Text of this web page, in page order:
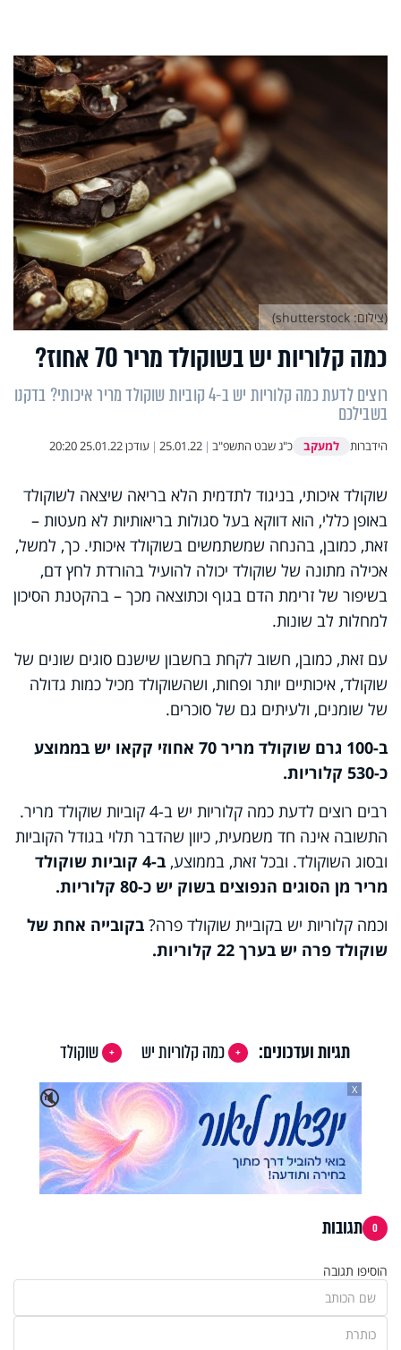
כמה קלוריות יש בשוקולד מריר 70 אחוז?
רוצים לדעת כמה קלוריות יש ב-4 קוביות שוקולד מריר איכותי? בדקנו
בשבילכם
הידברות למעקב כ"ג שבט התשפ"ב |
25.01.22
| עודכן25.01.22 20:20
(צילום: shutterstock)
שוקולד איכותי, בניגוד לתדמית הלא בריאה שיצאה לשוקולד
באופן כללי, הוא דווקא בעל סגולות בריאותיות לא מעטות –
זאת, כמובן, בהנחה שמשתמשים בשוקולד איכותי. כך, למשל,
אכילה מתונה של שוקולד יכולה להועיל בהורדת לחץ דם,
בשיפור של זרימת הדם בגוף וכתוצאה מכך – בהקטנת הסיכון
למחלות לב שונות.
עם זאת, כמובן, חשוב לקחת בחשבון שישנם סוגים שונים של
שוקולד, איכותיים יותר ופחות, ושהשוקולד מכיל כמות גדולה
של שומנים, ולעיתים גם של סוכרים.
ב-100 גרם שוקולד מריר 70 אחוזי קקאו יש בממוצע
כ-530 קלוריות.
רבים רוצים לדעת כמה קלוריות יש ב-4 קוביות שוקולד מריר.
התשובה אינה חד משמעית, כיוון שהדבר תלוי בגודל הקוביות
ובסוג השוקולד. ובכל זאת, בממוצע,
ב-4 קוביות שוקולד
מריר מן הסוגים הנפוצים בשוק יש כ-80 קלוריות.
וכמה קלוריות יש בקוביית שוקולד פרה? בקובייה אחת של
שוקולד פרה יש בערך 22 קלוריות.
תגיות ועדכונים: כמה קלוריות יש
שוקולד
🔇
X
0 תגובות
הוסיפו תגובה